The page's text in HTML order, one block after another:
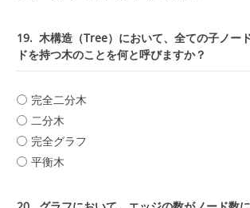
19. 木構造（Tree）において、全ての子ノー
ドを持つ木のことを何と呼びますか？
完全二分木
二分木
完全グラフ
平衡木